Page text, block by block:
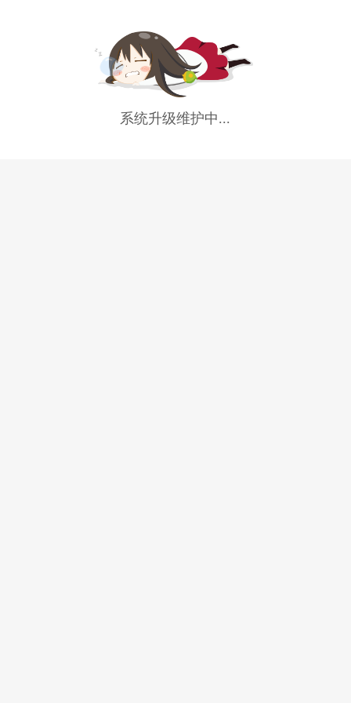
系统升级维护中...